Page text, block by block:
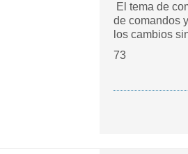
El tema de
de comandos
los cambios
73